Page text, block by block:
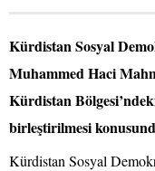
Kürdistan Sosyal
Muhammed Haci
Kürdistan
birleştirilmesi
Kürdistan Sosyal